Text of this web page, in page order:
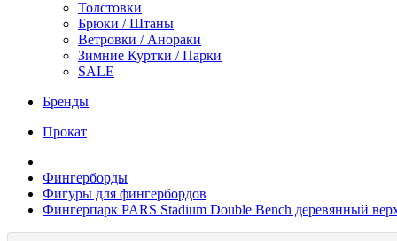
Толстовки
Брюки / Штаны
Ветровки / Анораки
Зимние Куртки / Парки
SALE
Бренды
Прокат
Фингерборды
Фигуры для фингербордов
Фингерпарк PARS Stadium Double Bench деревянный